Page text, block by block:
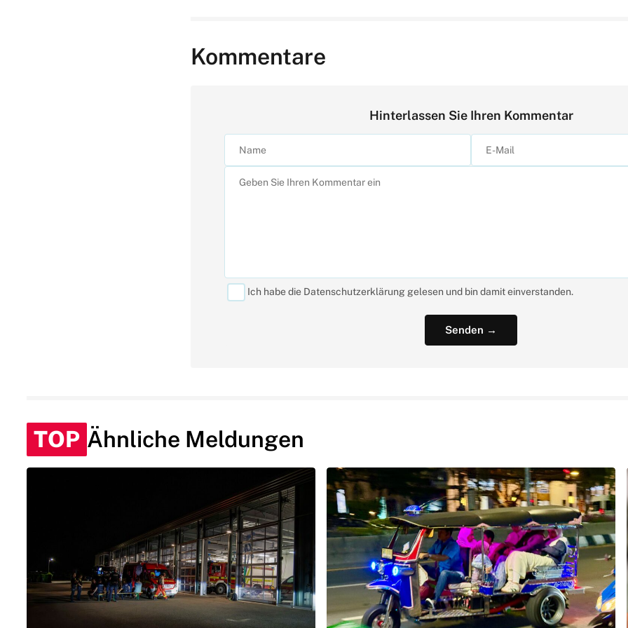
Kommentare
Hinterlassen Sie Ihren Kommentar
Ich habe die Datenschutzerklärung gelesen und bin damit einverstanden.
TOP Ähnliche Meldungen